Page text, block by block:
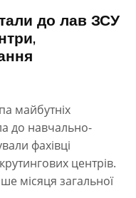
до лав ЗСУ
майбутніх
до навчально-
фахівці
центрів.
місяця загальної